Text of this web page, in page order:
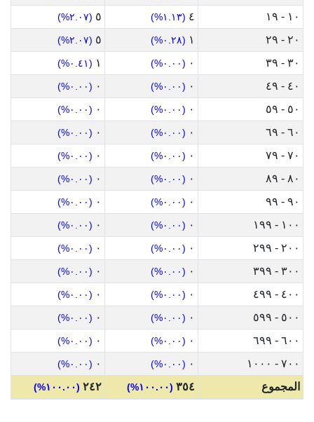
١٠ - ١٩ ٤ (١.١٣%) ٥ (٢.٠٧%)
٢٠ - ٢٩ ١ (٠.٢٨%) ٥ (٢.٠٧%)
٣٠ - ٣٩ ٠ (٠.٠٠%) ١ (٠.٤١%)
٤٠ - ٤٩ ٠ (٠.٠٠%) ٠ (٠.٠٠%)
٥٠ - ٥٩ ٠ (٠.٠٠%) ٠ (٠.٠٠%)
٦٠ - ٦٩ ٠ (٠.٠٠%) ٠ (٠.٠٠%)
٧٠ - ٧٩ ٠ (٠.٠٠%) ٠ (٠.٠٠%)
٨٠ - ٨٩ ٠ (٠.٠٠%) ٠ (٠.٠٠%)
٩٠ - ٩٩ ٠ (٠.٠٠%) ٠ (٠.٠٠%)
١٠٠ - ١٩٩ ٠ (٠.٠٠%) ٠ (٠.٠٠%)
٢٠٠ - ٢٩٩ ٠ (٠.٠٠%) ٠ (٠.٠٠%)
٣٠٠ - ٣٩٩ ٠ (٠.٠٠%) ٠ (٠.٠٠%)
٤٠٠ - ٤٩٩ ٠ (٠.٠٠%) ٠ (٠.٠٠%)
٥٠٠ - ٥٩٩ ٠ (٠.٠٠%) ٠ (٠.٠٠%)
٦٠٠ - ٦٩٩ ٠ (٠.٠٠%) ٠ (٠.٠٠%)
٧٠٠ - ١٠٠٠ ٠ (٠.٠٠%) ٠ (٠.٠٠%)
المجموع ٣٥٤ (١٠٠.٠٠%) ٢٤٢ (١٠٠.٠٠%)